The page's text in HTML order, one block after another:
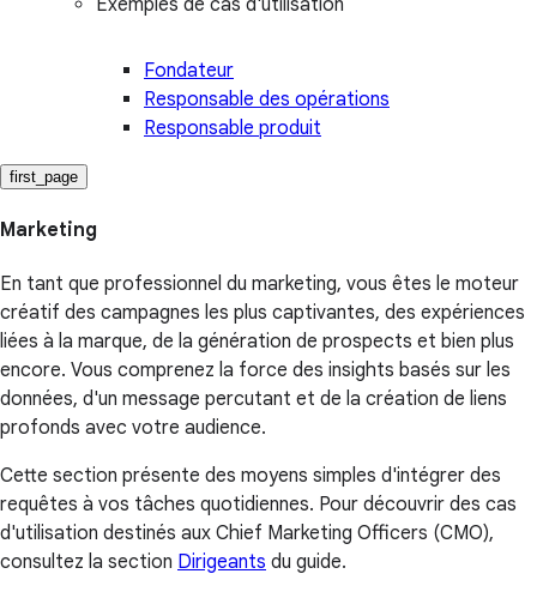
Fondateur
Responsable des opérations
Responsable produit
first_page
Marketing
En tant que professionnel du marketing, vous êtes le moteur
créatif des campagnes les plus captivantes, des expériences
liées à la marque, de la génération de prospects et bien plus
encore. Vous comprenez la force des insights basés sur les
données, d'un message percutant et de la création de liens
profonds avec votre audience.
Cette section présente des moyens simples d'intégrer des
requêtes à vos tâches quotidiennes. Pour découvrir des cas
d'utilisation destinés aux Chief Marketing Officers (CMO),
consultez la section Dirigeants du guide.